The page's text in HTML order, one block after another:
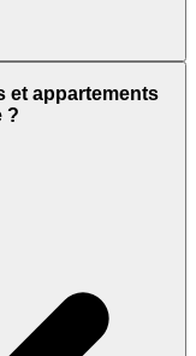
et appartements
?